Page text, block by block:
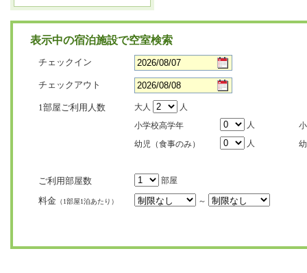
表示中の宿泊施設で空室検索
チェックイン
チェックアウト
1部屋ご利用人数 大人
人
小学校高学年
人
幼児（食事のみ）
人
ご利用部屋数 部屋
料金 （1部屋1泊あたり） ～